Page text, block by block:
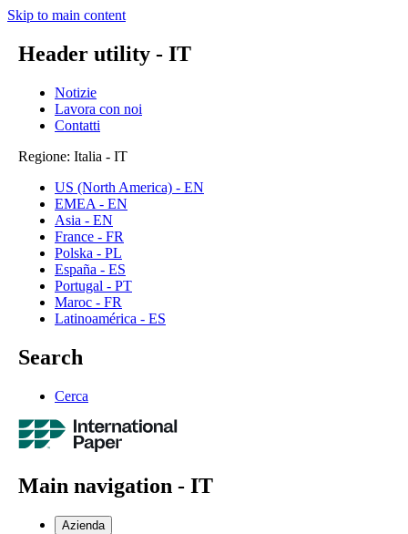
Skip to main content
Header utility - IT
Notizie
Lavora con noi
Contatti
Regione: Italia - IT
US (North America) - EN
EMEA - EN
Asia - EN
France - FR
Polska - PL
España - ES
Portugal - PT
Maroc - FR
Latinoamérica - ES
Search
Cerca
Main navigation - IT
Azienda